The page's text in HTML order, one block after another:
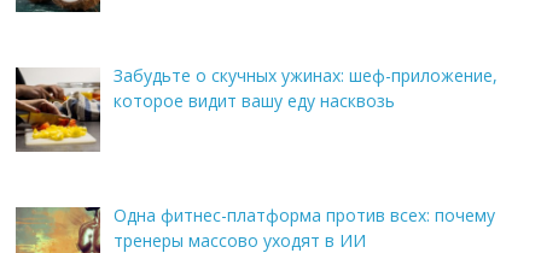
Забудьте о скучных ужинах: шеф-приложение,
которое видит вашу еду насквозь
Одна фитнес-платформа против всех: почему
тренеры массово уходят в ИИ